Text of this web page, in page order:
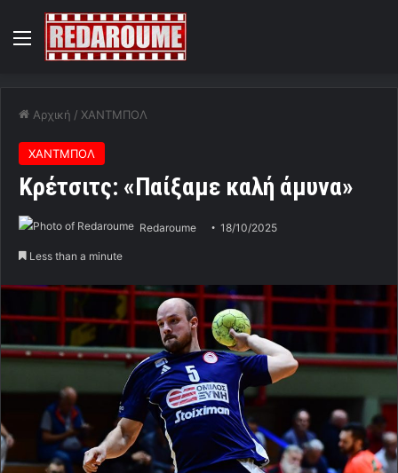
Menu
Αρχική / ΧΑΝΤΜΠΟΛ
ΧΑΝΤΜΠΟΛ
Κρέτσιτς: «Παίξαμε καλή άμυνα»
Redaroume 18/10/2025
Less than a minute